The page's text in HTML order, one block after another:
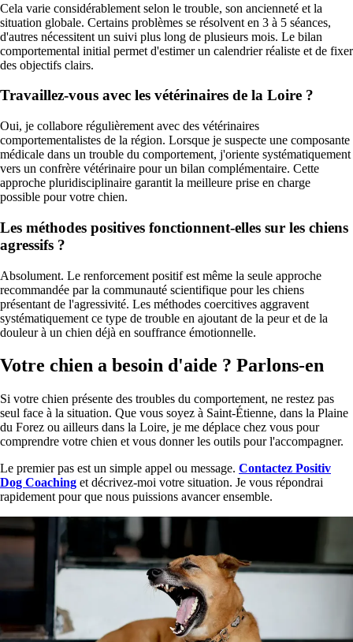
Cela varie considérablement selon le trouble, son ancienneté et la
situation globale. Certains problèmes se résolvent en 3 à 5 séances,
d'autres nécessitent un suivi plus long de plusieurs mois. Le bilan
comportemental initial permet d'estimer un calendrier réaliste et de fixer
des objectifs clairs.
Travaillez-vous avec les vétérinaires de la Loire ?
Oui, je collabore régulièrement avec des vétérinaires
comportementalistes de la région. Lorsque je suspecte une composante
médicale dans un trouble du comportement, j'oriente systématiquement
vers un confrère vétérinaire pour un bilan complémentaire. Cette
approche pluridisciplinaire garantit la meilleure prise en charge
possible pour votre chien.
Les méthodes positives fonctionnent-elles sur les chiens
agressifs ?
Absolument. Le renforcement positif est même la seule approche
recommandée par la communauté scientifique pour les chiens
présentant de l'agressivité. Les méthodes coercitives aggravent
systématiquement ce type de trouble en ajoutant de la peur et de la
douleur à un chien déjà en souffrance émotionnelle.
Votre chien a besoin d'aide ? Parlons-en
Si votre chien présente des troubles du comportement, ne restez pas
seul face à la situation. Que vous soyez à Saint-Étienne, dans la Plaine
du Forez ou ailleurs dans la Loire, je me déplace chez vous pour
comprendre votre chien et vous donner les outils pour l'accompagner.
Le premier pas est un simple appel ou message. Contactez Positiv
Dog Coaching et décrivez-moi votre situation. Je vous répondrai
rapidement pour que nous puissions avancer ensemble.